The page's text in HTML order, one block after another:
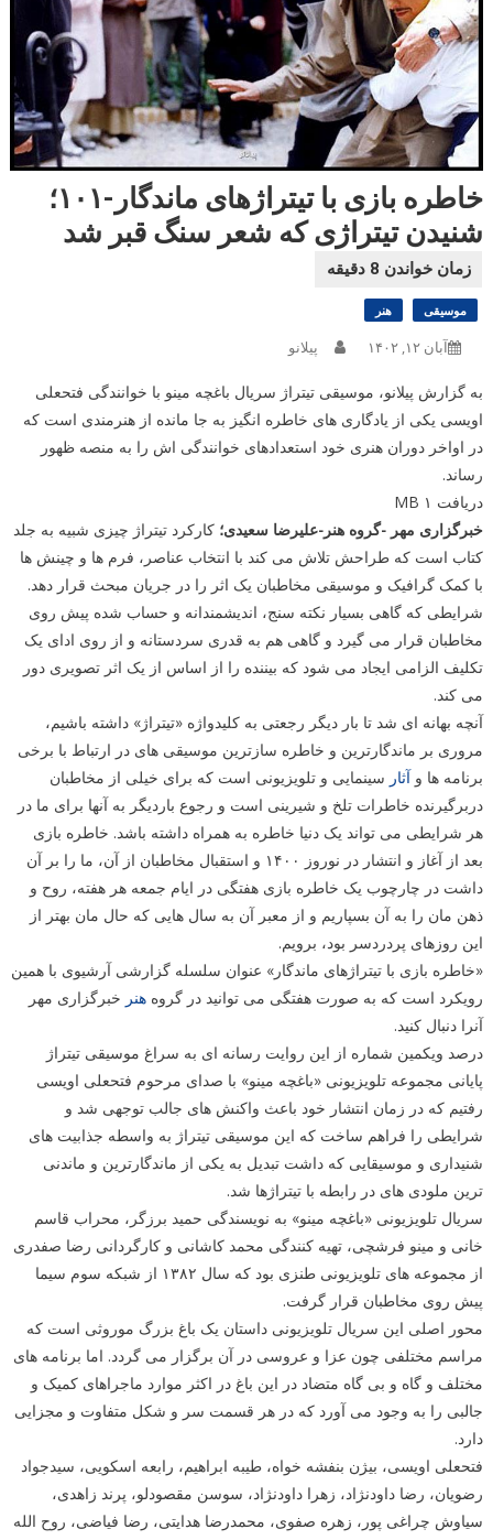
خاطره بازی با تیتراژهای ماندگار-۱۰۱؛
شنیدن تیتراژی که شعر سنگ قبر شد
موسیقی هنر
آبان ۱۲, ۱۴۰۲ پیلانو
به گزارش پیلانو، موسیقی تیتراژ سریال باغچه مینو با خوانندگی فتحعلی
اویسی یکی از یادگاری های خاطره انگیز به جا مانده از هنرمندی است که
در اواخر دوران هنری خود استعدادهای خوانندگی اش را به منصه ظهور
رساند.
دریافت ۱ MB
خبرگزاری مهر -گروه هنر-علیرضا سعیدی؛ کارکرد تیتراژ چیزی شبیه به جلد
کتاب است که طراحش تلاش می کند با انتخاب عناصر، فرم ها و چینش ها
با کمک گرافیک و موسیقی مخاطبان یک اثر را در جریان مبحث قرار دهد.
شرایطی که گاهی بسیار نکته سنج، اندیشمندانه و حساب شده پیش روی
مخاطبان قرار می گیرد و گاهی هم به قدری سردستانه و از روی ادای یک
تکلیف الزامی ایجاد می شود که بیننده را از اساس از یک اثر تصویری دور
می کند.
آنچه بهانه ای شد تا بار دیگر رجعتی به کلیدواژه «تیتراژ» داشته باشیم،
مروری بر ماندگارترین و خاطره سازترین موسیقی های در ارتباط با برخی
برنامه ها وآثار سینمایی و تلویزیونی است که برای خیلی از مخاطبان
دربرگیرنده خاطرات تلخ و شیرینی است و رجوع باردیگر به آنها برای ما در
هر شرایطی می تواند یک دنیا خاطره به همراه داشته باشد. خاطره بازی
بعد از آغاز و انتشار در نوروز ۱۴۰۰ و استقبال مخاطبان از آن، ما را بر آن
داشت در چارچوب یک خاطره بازی هفتگی در ایام جمعه هر هفته، روح و
ذهن مان را به آن بسپاریم و از معبر آن به سال هایی که حال مان بهتر از
این روزهای پردردسر بود، برویم.
«خاطره بازی با تیتراژهای ماندگار» عنوان سلسله گزارشی آرشیوی با همین
رویکرد است که به صورت هفتگی می توانید در گروه هنر خبرگزاری مهر
آنرا دنبال کنید.
درصد ویکمین شماره از این روایت رسانه ای به سراغ موسیقی تیتراژ
پایانی مجموعه تلویزیونی «باغچه مینو» با صدای مرحوم فتحعلی اویسی
رفتیم که در زمان انتشار خود باعث واکنش های جالب توجهی شد و
شرایطی را فراهم ساخت که این موسیقی تیتراژ به واسطه جذابیت های
شنیداری و موسیقایی که داشت تبدیل به یکی از ماندگارترین و ماندنی
ترین ملودی های در رابطه با تیتراژها شد.
سریال تلویزیونی «باغچه مینو» به نویسندگی حمید برزگر، محراب قاسم
خانی و مینو فرشچی، تهیه کنندگی محمد کاشانی و کارگردانی رضا صفدری
از مجموعه های تلویزیونی طنزی بود که سال ۱۳۸۲ از شبکه سوم سیما
پیش روی مخاطبان قرار گرفت.
محور اصلی این سریال تلویزیونی داستان یک باغ بزرگ موروثی است که
مراسم مختلفی چون عزا و عروسی در آن برگزار می گردد. اما برنامه های
مختلف و گاه و بی گاه متضاد در این باغ در اکثر موارد ماجراهای کمیک و
جالبی را به وجود می آورد که در هر قسمت سر و شکل متفاوت و مجزایی
دارد.
فتحعلی اویسی، بیژن بنفشه خواه، طیبه ابراهیم، رابعه اسکویی، سیدجواد
رضویان، رضا داودنژاد، زهرا داودنژاد، سوسن مقصودلو، پرند زاهدی،
سیاوش چراغی پور، زهره صفوی، محمدرضا هدایتی، رضا فیاضی، روح الله